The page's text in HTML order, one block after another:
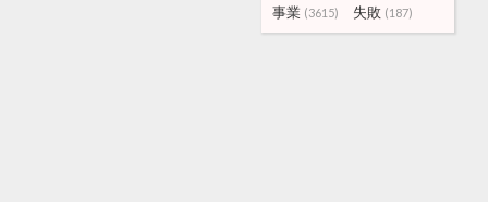
事業 (3615) 失敗 (187)